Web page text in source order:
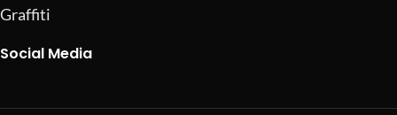
Graffiti
Social Media